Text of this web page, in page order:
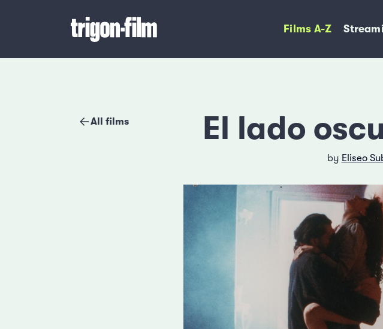
Films A-Z
All films El lado
by Eliseo